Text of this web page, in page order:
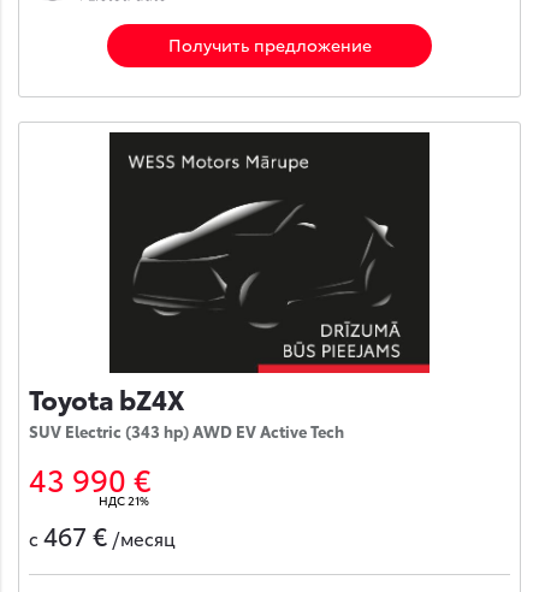
Получить предложение
Toyota bZ4X
SUV Electric (343 hp) AWD EV Active Tech
43 990 €
НДС 21%
с 467 € /месяц